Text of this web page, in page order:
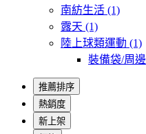
南紡生活 (1)
露天 (1)
陸上球類運動 (1)
裝備袋/周邊
推薦排序
熱銷度
新上架